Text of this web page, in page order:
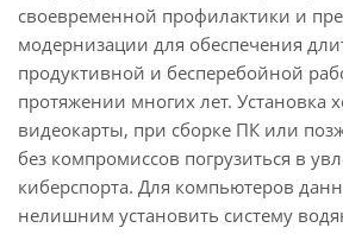
своевременной профилактики и
модернизации для обеспечения
продуктивной и бесперебойной
протяжении многих лет. Установка
видеокарты, при сборке ПК или
без компромиссов погрузиться в
киберспорта. Для компьютеров
нелишним установить систему